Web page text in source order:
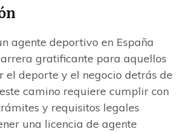
agente deportivo en España
gratificante para aquellos
el deporte y el negocio detrás de
camino requiere cumplir con
y requisitos legales
una licencia de agente